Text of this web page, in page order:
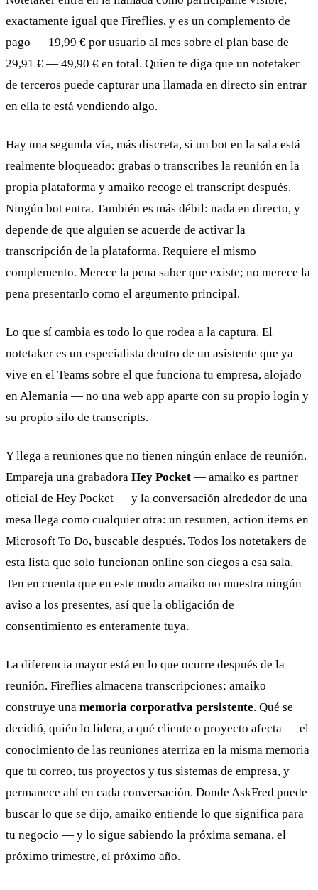
exactamente igual que Fireflies, y es un complemento de
pago — 19,99 € por usuario al mes sobre el plan base de
29,91 € — 49,90 € en total. Quien te diga que un notetaker
de terceros puede capturar una llamada en directo sin entrar
en ella te está vendiendo algo.
Hay una segunda vía, más discreta, si un bot en la sala está
realmente bloqueado: grabas o transcribes la reunión en la
propia plataforma y amaiko recoge el transcript después.
Ningún bot entra. También es más débil: nada en directo, y
depende de que alguien se acuerde de activar la
transcripción de la plataforma. Requiere el mismo
complemento. Merece la pena saber que existe; no merece la
pena presentarlo como el argumento principal.
Lo que sí cambia es todo lo que rodea a la captura. El
notetaker es un especialista dentro de un asistente que ya
vive en el Teams sobre el que funciona tu empresa, alojado
en Alemania — no una web app aparte con su propio login y
su propio silo de transcripts.
Y llega a reuniones que no tienen ningún enlace de reunión.
Empareja una grabadora Hey Pocket — amaiko es partner
oficial de Hey Pocket — y la conversación alrededor de una
mesa llega como cualquier otra: un resumen, action items en
Microsoft To Do, buscable después. Todos los notetakers de
esta lista que solo funcionan online son ciegos a esa sala.
Ten en cuenta que en este modo amaiko no muestra ningún
aviso a los presentes, así que la obligación de
consentimiento es enteramente tuya.
La diferencia mayor está en lo que ocurre después de la
reunión. Fireflies almacena transcripciones; amaiko
construye una memoria corporativa persistente. Qué se
decidió, quién lo lidera, a qué cliente o proyecto afecta — el
conocimiento de las reuniones aterriza en la misma memoria
que tu correo, tus proyectos y tus sistemas de empresa, y
permanece ahí en cada conversación. Donde AskFred puede
buscar lo que se dijo, amaiko entiende lo que significa para
tu negocio — y lo sigue sabiendo la próxima semana, el
próximo trimestre, el próximo año.